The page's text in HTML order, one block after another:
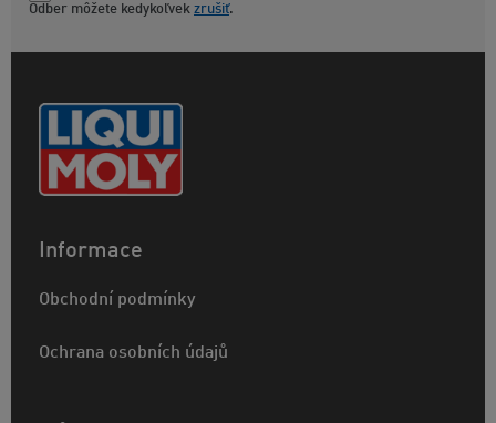
Odber môžete kedykoľvek zrušiť.
Informace
Obchodní podmínky
Ochrana osobních údajů